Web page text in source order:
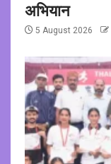
अभियान
5 August 2026